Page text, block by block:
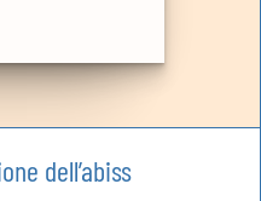
dell’abiss